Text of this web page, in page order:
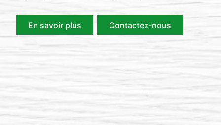
En savoir plus Contactez-nous